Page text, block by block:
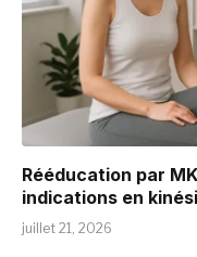
Rééducation par
indications en
juillet 21, 2026